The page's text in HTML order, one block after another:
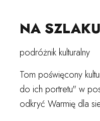
NA
podróżnik kulturalny
Tom poświęcony
do ich portretu" w
odkryć Warmię dla